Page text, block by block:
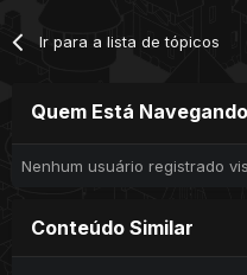
Ir para a lista de tópicos
Quem Está
Nenhum usuário registrado
Conteúdo Similar